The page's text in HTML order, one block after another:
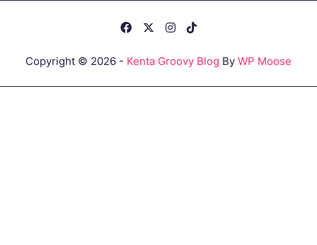
Copyright © 2026 - Kenta Groovy Blog By WP Moose